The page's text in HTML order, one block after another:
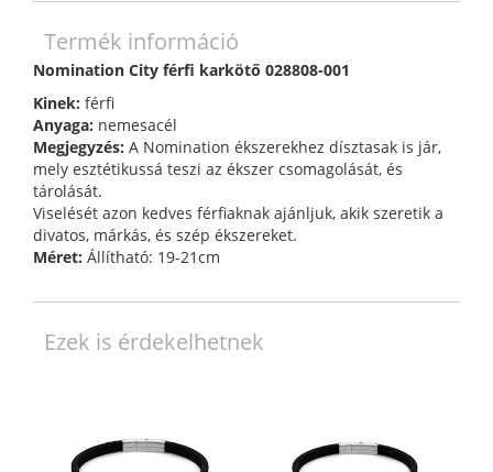
Termék információ
Nomination City férfi karkötő 028808-001
Kinek: férfi
Anyaga: nemesacél
Megjegyzés: A Nomination ékszerekhez dísztasak is jár,
mely esztétikussá teszi az ékszer csomagolását, és
tárolását.
Viselését azon kedves férfiaknak ajánljuk, akik szeretik a
divatos, márkás, és szép ékszereket.
Méret: Állítható: 19-21cm
Ezek is érdekelhetnek